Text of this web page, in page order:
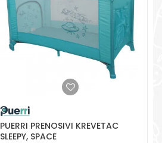
PUERRI PRENOSIVI KREVETAC
SLEEPY, SPACE